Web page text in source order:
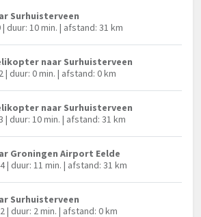
Surhuisterveen
duur: 10 min. | afstand: 31 km
naar Surhuisterveen
| duur: 0 min. | afstand: 0 km
naar Surhuisterveen
| duur: 10 min. | afstand: 31 km
Groningen Airport Eelde
| duur: 11 min. | afstand: 31 km
Surhuisterveen
| duur: 2 min. | afstand: 0 km